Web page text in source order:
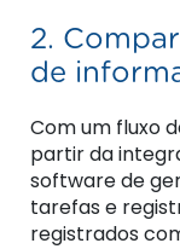
2.
de
Com um fluxo
partir da
software de
tarefas e
registrados